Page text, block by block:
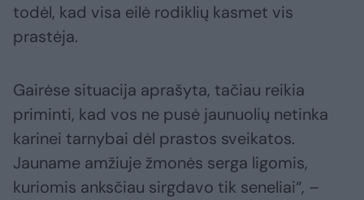
todėl, kad visa eilė rodiklių kasmet vis
prastėja.
Gairėse situacija aprašyta, tačiau reikia
priminti, kad vos ne pusė jaunuolių netinka
karinei tarnybai dėl prastos sveikatos.
Jauname amžiuje žmonės serga ligomis,
kuriomis anksčiau sirgdavo tik seneliai“, –